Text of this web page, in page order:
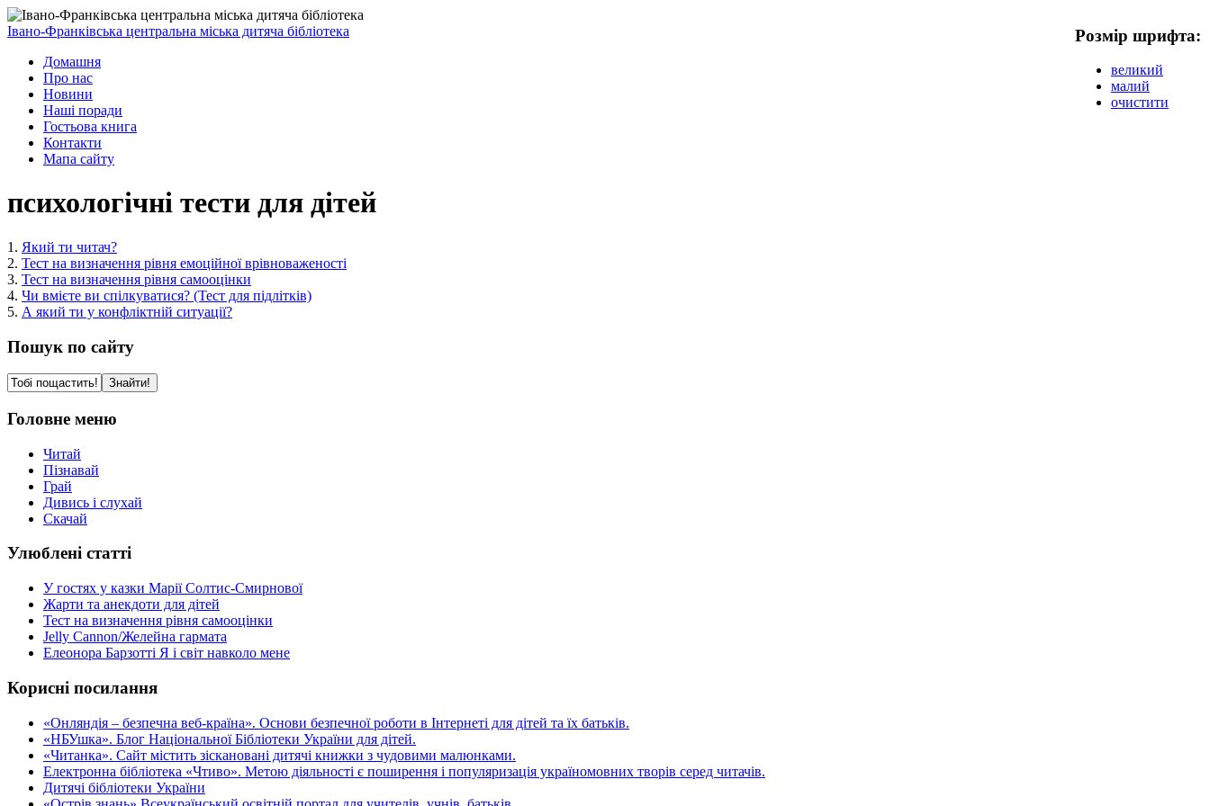
Івано-Франківська центральна міська дитяча бібліотека
Домашня
Про нас
Новини
Наші поради
Гостьова книга
Контакти
Мапа сайту
Розмір шрифта:
великий
малий
очистити
психологічні тести для дітей
1. Який ти читач?
2. Тест на визначення рівня емоційної врівноваженості
3. Тест на визначення рівня самооцінки
4. Чи вмієте ви спілкуватися? (Тест для підлітків)
5. А який ти у конфліктній ситуації?
Пошук по сайту
Головне меню
Читай
Пізнавай
Грай
Дивись і слухай
Скачай
Улюблені статті
У гостях у казки Марії Солтис-Смирнової
Жарти та анекдоти для дітей
Тест на визначення рівня самооцінки
Jelly Cannon/Желейна гармата
Елеонора Барзотті Я і світ навколо мене
Корисні посилання
«Oнляндія – безпечна веб-країна». Основи безпечної роботи в Інтернеті для дітей та їх батьків.
«НБУшка». Блог Національної Бібліотеки України для дітей.
«Читанка». Сайт містить зіскановані дитячі книжки з чудовими малюнками.
Електронна бібліотека «Чтиво». Метою діяльності є поширення і популяризація україномовних творів серед читачів.
Дитячі бібліотеки України